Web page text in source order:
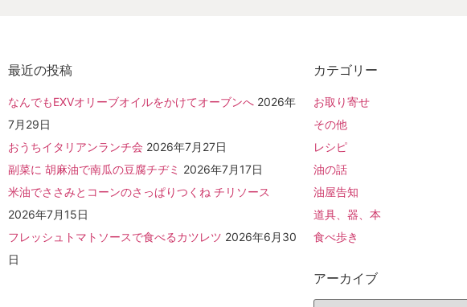
最近の投稿
なんでもEXVオリーブオイルをかけてオーブンへ 2026年
7月29日
おうちイタリアンランチ会 2026年7月27日
副菜に 胡麻油で南瓜の豆腐チヂミ 2026年7月17日
米油でささみとコーンのさっぱりつくね チリソース
2026年7月15日
フレッシュトマトソースで食べるカツレツ 2026年6月30
日
カテゴリー
お取り寄せ
その他
レシピ
油の話
油屋告知
道具、器、本
食べ歩き
アーカイブ